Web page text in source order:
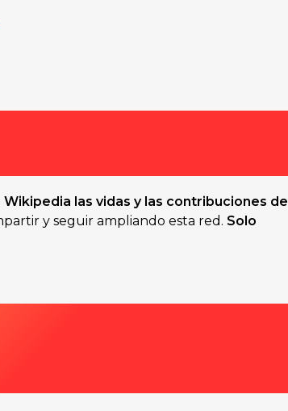
Wikipedia las vidas y las contribuciones de
y seguir ampliando esta red. Solo